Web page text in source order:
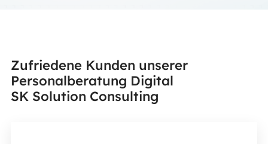
Zufriedene Kunden unserer
Personalberatung Digital
SK Solution Consulting